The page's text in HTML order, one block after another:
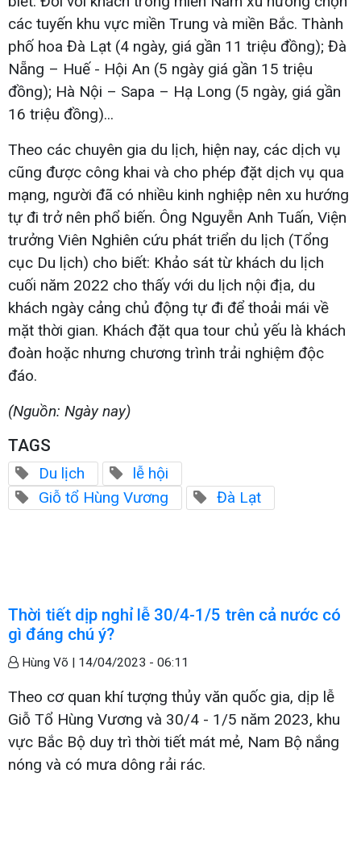
các tuyến khu vực miền Trung và miền Bắc. Thành
phố hoa Đà Lạt (4 ngày, giá gần 11 triệu đồng); Đà
Nẵng – Huế - Hội An (5 ngày giá gần 15 triệu
đồng); Hà Nội – Sapa – Hạ Long (5 ngày, giá gần
16 triệu đồng)...
Theo các chuyên gia du lịch, hiện nay, các dịch vụ
cũng được công khai và cho phép đặt dịch vụ qua
mạng, người đã có nhiều kinh nghiệp nên xu hướng
tự đi trở nên phổ biến. Ông Nguyễn Anh Tuấn, Viện
trưởng Viên Nghiên cứu phát triển du lịch (Tổng
cục Du lịch) cho biết: Khảo sát từ khách du lịch
cuối năm 2022 cho thấy với du lịch nội địa, du
khách ngày cảng chủ động tự đi để thoải mái về
mặt thời gian. Khách đặt qua tour chủ yếu là khách
đoàn hoặc nhưng chương trình trải nghiệm độc
đáo.
(Nguồn: Ngày nay)
TAGS
Du lịch
lễ hội
Giỗ tổ Hùng Vương
Đà Lạt
Thời tiết dịp nghỉ lễ 30/4-1/5 trên cả nước có
gì đáng chú ý?
Hùng Võ | 14/04/2023 - 06:11
Theo cơ quan khí tượng thủy văn quốc gia, dịp lễ
Giỗ Tổ Hùng Vương và 30/4 - 1/5 năm 2023, khu
vực Bắc Bộ duy trì thời tiết mát mẻ, Nam Bộ nắng
nóng và có mưa dông rải rác.